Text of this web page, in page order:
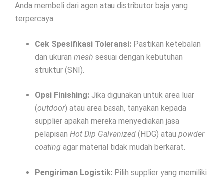
Anda membeli dari agen atau distributor baja yang
terpercaya.
Cek Spesifikasi Toleransi: Pastikan ketebalan
dan ukuran mesh sesuai dengan kebutuhan
struktur (SNI).
Opsi Finishing: Jika digunakan untuk area luar
(outdoor) atau area basah, tanyakan kepada
supplier apakah mereka menyediakan jasa
pelapisan Hot Dip Galvanized (HDG) atau powder
coating agar material tidak mudah berkarat.
Pengiriman Logistik: Pilih supplier yang memiliki